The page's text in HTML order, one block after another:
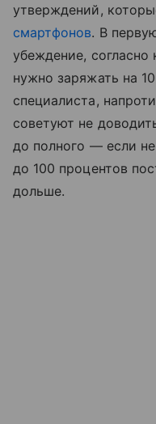
утверждений,
смартфонов. В
убеждение,
нужно заряжать на
специалиста,
советуют не
до полного — если
до 100 процентов
дольше.